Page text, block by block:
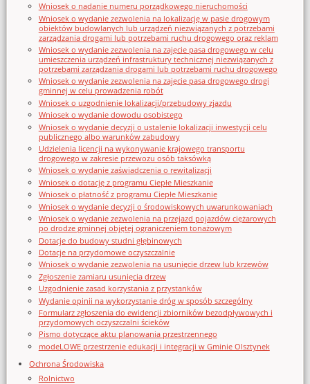
Wniosek o nadanie numeru porządkowego nieruchomości
Wniosek o wydanie zezwolenia na lokalizację w pasie drogowym
obiektów budowlanych lub urządzeń niezwiązanych z potrzebami
zarządzania drogami lub potrzebami ruchu drogowego oraz reklam
Wniosek o wydanie zezwolenia na zajęcie pasa drogowego w celu
umieszczenia urządzeń infrastruktury technicznej niezwiązanych z
potrzebami zarządzania drogami lub potrzebami ruchu drogowego
Wniosek o wydanie zezwolenia na zajęcie pasa drogowego drogi
gminnej w celu prowadzenia robót
Wniosek o uzgodnienie lokalizacji/przebudowy zjazdu
Wniosek o wydanie dowodu osobistego
Wniosek o wydanie decyzji o ustalenie lokalizacji inwestycji celu
publicznego albo warunków zabudowy
Udzielenia licencji na wykonywanie krajowego transportu
drogowego w zakresie przewozu osób taksówką
Wniosek o wydanie zaświadczenia o rewitalizacji
Wniosek o dotację z programu Ciepłe Mieszkanie
Wniosek o płatność z programu Ciepłe Mieszkanie
Wniosek o wydanie decyzji o środowiskowych uwarunkowaniach
Wniosek o wydanie zezwolenia na przejazd pojazdów ciężarowych
po drodze gminnej objętej ograniczeniem tonażowym
Dotacje do budowy studni głębinowych
Dotacje na przydomowe oczyszczalnie
Wniosek o wydanie zezwolenia na usunięcie drzew lub krzewów
Zgłoszenie zamiaru usunięcia drzew
Uzgodnienie zasad korzystania z przystanków
Wydanie opinii na wykorzystanie dróg w sposób szczególny
Formularz zgłoszenia do ewidencji zbiorników bezodpływowych i
przydomowych oczyszczalni ścieków
Pismo dotyczące aktu planowania przestrzennego
modeLOWE przestrzenie edukacji i integracji w Gminie Olsztynek
Ochrona Środowiska
Rolnictwo